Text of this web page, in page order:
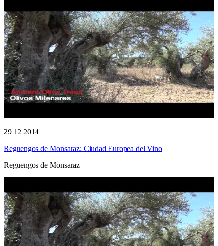
29 12 2014
Reguengos de Monsaraz: Ciudad Europea del Vino
Reguengos de Monsaraz